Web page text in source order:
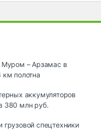
Муром – Арзамас в
км полотна
аккумуляторов
380 млн руб.
спецтехники